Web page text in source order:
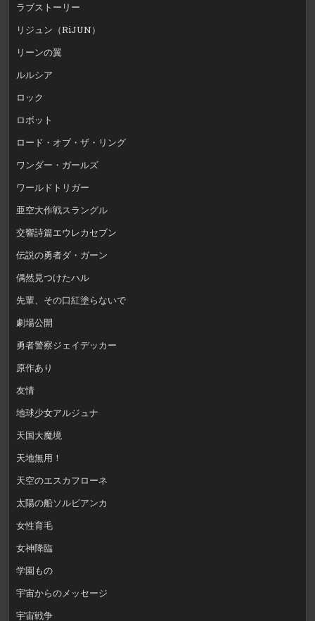
ラブストーリー
リジュン（RiJUN）
リーンの翼
ルルシア
ロック
ロボット
ロード・オブ・ザ・リング
ワンダー・ガールズ
ワールドトリガー
亜空大作戦スラングル
交響詩篇エウレカセブン
伝説の勇者ダ・ガーン
偶然見つけたハル
先輩、その口紅塗らないで
劇場公開
勇者警察ジェイデッカー
原作あり
友情
地球少女アルジュナ
天国大魔境
天地無用！
天空のエスカフローネ
太陽の船ソルビアンカ
女性育毛
女神降臨
学園もの
宇宙からのメッセージ
宇宙戦争